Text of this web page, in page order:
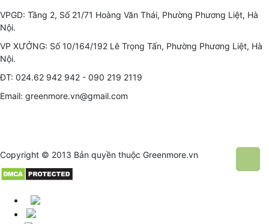
VPGD: Tầng 2, Số 21/71 Hoàng Văn Thái, Phường Phương Liệt, Hà
Nội.
VP XƯỞNG: Số 10/164/192 Lê Trọng Tấn, Phường Phương Liệt, Hà
Nội.
ĐT: 024.62 942 942 - 090 219 2119
Email: greenmore.vn@gmail.com
Copyright © 2013 Bản quyền thuộc Greenmore.vn